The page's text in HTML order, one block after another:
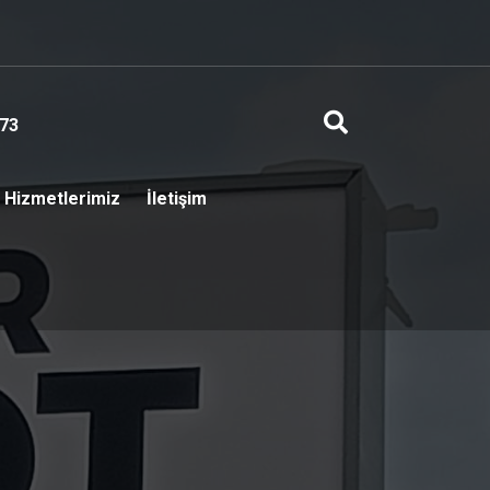
Hizmetlerimiz İletişim